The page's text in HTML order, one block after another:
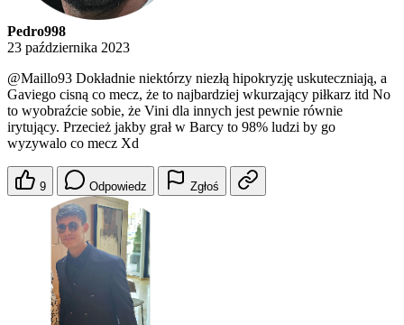
Pedro998
23 października 2023
@Maillo93 Dokładnie niektórzy niezłą hipokryzję uskuteczniają, a
Gaviego cisną co mecz, że to najbardziej wkurzający piłkarz itd No
to wyobraźcie sobie, że Vini dla innych jest pewnie równie
irytujący. Przecież jakby grał w Barcy to 98% ludzi by go
wyzywalo co mecz Xd
9 Odpowiedz Zgłoś